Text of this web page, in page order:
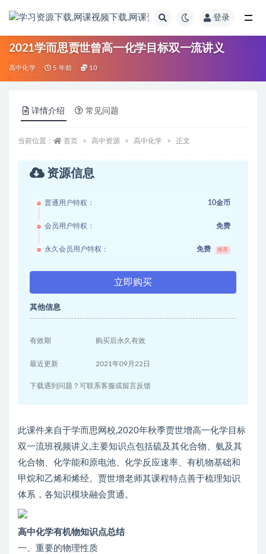
登录
2021学而思贾世曾高一化学目标双一流讲义
高中化学 5 年前 10
详情介绍 常见问题
当前位置： 首页 高中资源 高中化学 正文
资源信息
普通用户特权： 10金币
会员用户特权： 免费
永久会员用户特权： 免费 推荐
立即购买
其他信息
有效期 购买后永久有效
最近更新 2021年09月22日
下载遇到问题？可联系客服或留言反馈
此课件来自于学而思网校,2020年秋季贾世增高一化学目标
双一流班视频讲义,主要知识点包括硫及其化合物、氨及其
化合物、化学能和原电池、化学反应速率、有机物基础和
甲烷和乙烯和烯经。贾世增老师其课程特点善于梳理知识
体系，各知识模块融会贯通。
高中化学有机物知识点总结
一、重要的物理性质